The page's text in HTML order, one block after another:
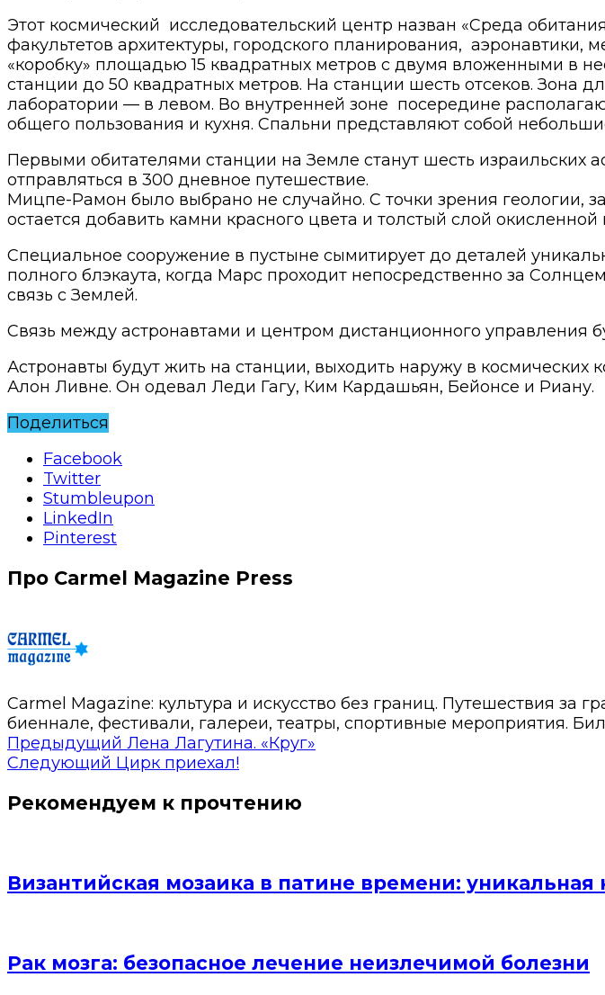
Этот космический исследовательский центр назван «Среда
факультетов архитектуры, городского планирования,
«коробку» площадью 15 квадратных метров с двумя вложенными в
станции до 50 квадратных метров. На станции шесть отсеков. Зона
лаборатории — в левом. Во внутренней зоне посередине
общего пользования и кухня. Спальни представляют собой
Первыми обитателями станции на Земле станут шесть израильских
отправляться в 300 дневное путешествие.
Мицпе-Рамон было выбрано не случайно. С точки зрения геологии,
остается добавить камни красного цвета и толстый слой окисленной
Специальное сооружение в пустыне сымитирует до деталей
полного блэкаута, когда Марс проходит непосредственно за
связь с Землей.
Связь между астронавтами и центром дистанционного управления
Астронавты будут жить на станции, выходить наружу в
Алон Ливне. Он одевал Леди Гагу, Ким Кардашьян, Бейонсе и Риану.
Поделиться
Facebook
Twitter
Stumbleupon
LinkedIn
Pinterest
Про Carmel Magazine Press
Carmel Magazine: культура и искусство без границ. Путешествия
биеннале, фестивали, галереи, театры, спортивные мероприятия.
Предыдущий Лена Лагутина. «Круг»
Следующий Цирк приехал!
Рекомендуем к прочтению
Византийская мозаика в патине времени: уникальная
Рак мозга: безопасное лечение неизлечимой болезни